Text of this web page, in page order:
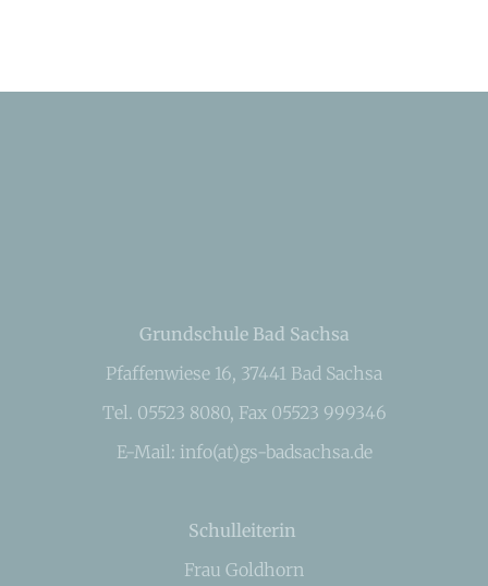
Grundschule Bad Sachsa
Pfaffenwiese 16, 37441 Bad Sachsa
Tel. 05523 8080, Fax 05523 999346
E-Mail: info(at)gs-badsachsa.de
Schulleiterin
Frau Goldhorn